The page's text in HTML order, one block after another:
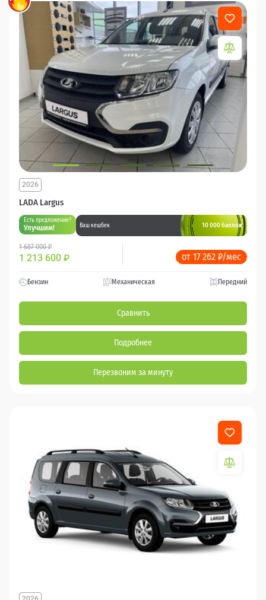
LADA Largus
2026
Есть предложение?
Улучшим! Ваш кешбек 10 000 баллов
1 687 000 ₽
1 213 600 ₽ от 17 262 ₽/мес
Бензин Механическая Передний
Сравнить
Подробнее
Перезвоним за минуту